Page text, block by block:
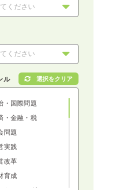
ル
・国際問題
・金融・税
問題
実践
改革
育成